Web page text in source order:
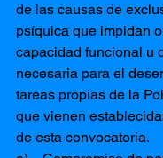
de las causas de
psíquica que impidan
capacidad funcional u
necesaria para el
tareas propias de la
que vienen
de esta convocatoria.